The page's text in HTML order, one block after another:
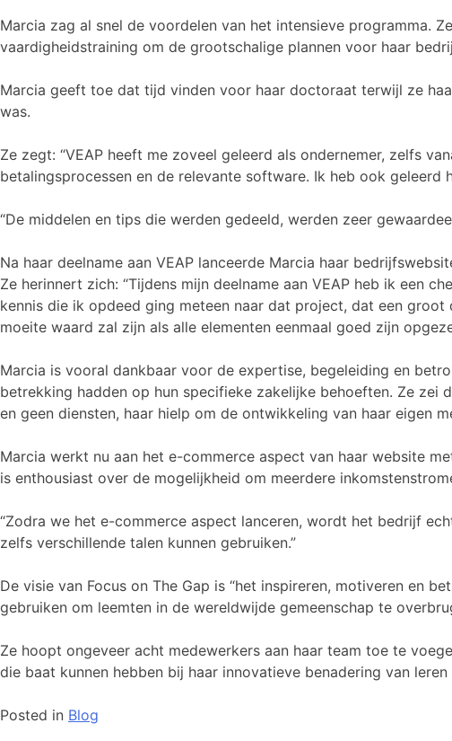
Marcia zag al snel de voordelen van het intensieve programma.
vaardigheidstraining om de grootschalige plannen voor haar
Marcia geeft toe dat tijd vinden voor haar doctoraat terwijl ze
was.
Ze zegt: “VEAP heeft me zoveel geleerd als ondernemer, zelfs
betalingsprocessen en de relevante software. Ik heb ook geleerd
“De middelen en tips die werden gedeeld, werden zeer
Na haar deelname aan VEAP lanceerde Marcia haar
Ze herinnert zich: “Tijdens mijn deelname aan VEAP heb ik een
kennis die ik opdeed ging meteen naar dat project, dat een
moeite waard zal zijn als alle elementen eenmaal goed zijn
Marcia is vooral dankbaar voor de expertise, begeleiding en
betrekking hadden op hun specifieke zakelijke behoeften. Ze zei
en geen diensten, haar hielp om de ontwikkeling van haar eigen
Marcia werkt nu aan het e-commerce aspect van haar website
is enthousiast over de mogelijkheid om meerdere
“Zodra we het e-commerce aspect lanceren, wordt het bedrijf
zelfs verschillende talen kunnen gebruiken.”
De visie van Focus on The Gap is “het inspireren, motiveren en
gebruiken om leemten in de wereldwijde gemeenschap te
Ze hoopt ongeveer acht medewerkers aan haar team toe te
die baat kunnen hebben bij haar innovatieve benadering van
Posted in Blog